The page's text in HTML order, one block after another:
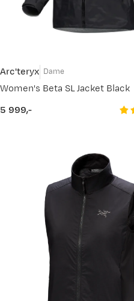
Arc'teryx Dame
Women's Beta SL Jacket Black
price
5 999,-